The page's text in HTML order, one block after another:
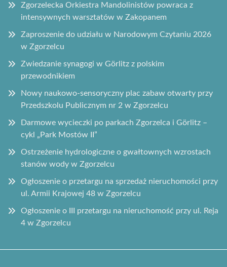
Zgorzelecka Orkiestra Mandolinistów powraca z
intensywnych warsztatów w Zakopanem
Zaproszenie do udziału w Narodowym Czytaniu 2026
w Zgorzelcu
Zwiedzanie synagogi w Görlitz z polskim
przewodnikiem
Nowy naukowo-sensoryczny plac zabaw otwarty przy
Przedszkolu Publicznym nr 2 w Zgorzelcu
Darmowe wycieczki po parkach Zgorzelca i Görlitz –
cykl „Park Mostów II”
Ostrzeżenie hydrologiczne o gwałtownych wzrostach
stanów wody w Zgorzelcu
Ogłoszenie o przetargu na sprzedaż nieruchomości przy
ul. Armii Krajowej 48 w Zgorzelcu
Ogłoszenie o III przetargu na nieruchomość przy ul. Reja
4 w Zgorzelcu